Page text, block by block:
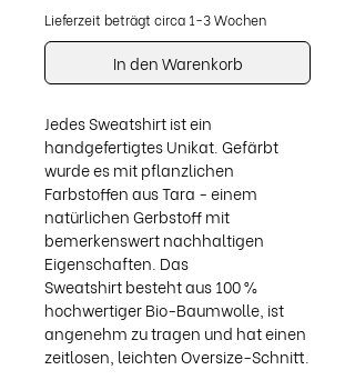
Lieferzeit beträgt circa 1-3 Wochen
In den Warenkorb
Jedes Sweatshirt ist ein
handgefertigtes Unikat. Gefärbt
wurde es mit pflanzlichen
Farbstoffen aus Tara - einem
natürlichen Gerbstoff mit
bemerkenswert nachhaltigen
Eigenschaften. Das
Sweatshirt besteht aus 100 %
hochwertiger Bio-Baumwolle, ist
angenehm zu tragen und hat einen
zeitlosen, leichten Oversize-Schnitt.